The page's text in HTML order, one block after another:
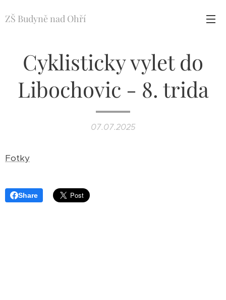
ZŠ Budyně nad Ohří
Cyklisticky vylet do
Libochovic - 8. trida
07.07.2025
Fotky
Share